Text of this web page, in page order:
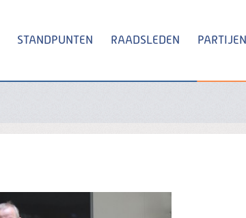
STANDPUNTEN RAADSLEDEN PARTIJEN